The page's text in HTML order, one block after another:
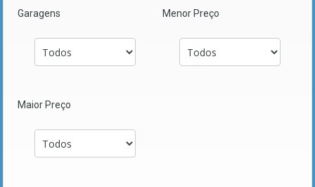
Garagens Menor Preço
Maior Preço